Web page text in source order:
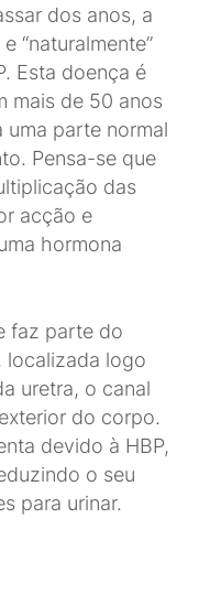
dos anos, a
“naturalmente”
Esta doença é
mais de 50 anos
uma parte normal
Pensa-se que
das
acção e
hormona
faz parte do
localizada logo
uretra, o canal
do corpo.
devido à HBP,
o seu
para urinar.